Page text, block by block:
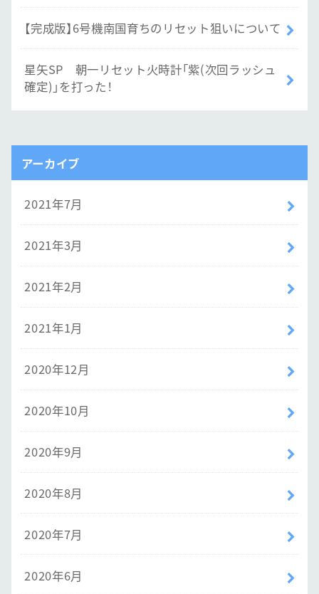
【完成版】6号機南国育ちのリセット狙いについて
星矢SP 朝一リセット火時計「紫(次回ラッシュ
確定)」を打った！
アーカイブ
2021年7月
2021年3月
2021年2月
2021年1月
2020年12月
2020年10月
2020年9月
2020年8月
2020年7月
2020年6月